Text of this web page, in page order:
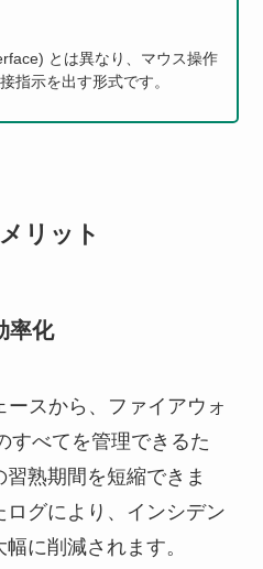
とは異なり、マウス操作
指示を出す形式です。
リット
率化
スから、ファイアウォ
すべてを管理できるた
熟期間を短縮できま
グにより、インシデン
に削減されます。